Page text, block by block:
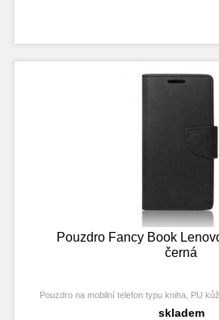
Pouzdro Fancy Book
černá
Pouzdro na mobilní telefon typu kniha, PU
skladem